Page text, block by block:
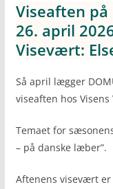
Viseaften på
26. april
Visevært:
Så april lægger
viseaften hos Visens
Temaet for
– på danske læber”.
Aftenens visevært